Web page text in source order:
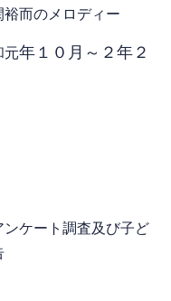
而のメロディー
元年１０月～２年２
ケート調査及び子ど